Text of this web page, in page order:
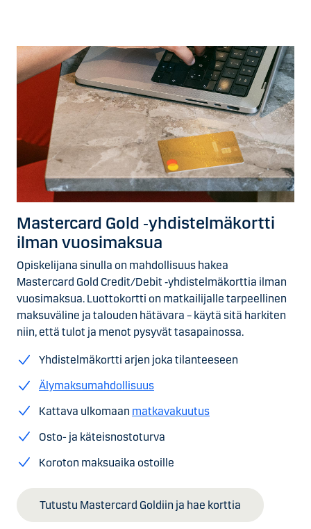
Mastercard Gold ‑yhdistelmä­kortti
ilman vuosi­maksua
Opiskelijana sinulla on mahdollisuus hakea
Mastercard Gold Credit/Debit ‑yhdistelmäkorttia ilman
vuosimaksua. Luottokortti on matkailijalle tarpeellinen
maksuväline ja talouden hätävara – käytä sitä harkiten
niin, että tulot ja menot pysyvät tasapainossa.
Yhdistelmäkortti arjen joka tilanteeseen
Älymaksumahdollisuus
Kattava ulkomaan matkavakuutus
Osto- ja käteisnostoturva
Koroton maksuaika ostoille
Tutustu Mastercard Goldiin ja hae korttia